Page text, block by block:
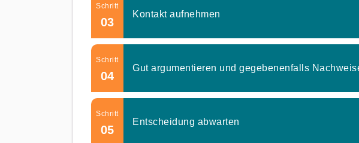
Schritt
03
Kontakt aufnehmen
Schritt
04
Gut argumentieren und gegebenenfalls
Schritt
05
Entscheidung abwarten